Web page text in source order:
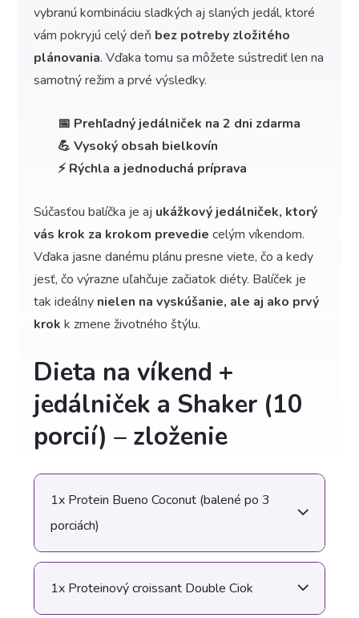
vybranú kombináciu sladkých aj slaných jedál, ktoré
vám pokryjú celý deň bez potreby zložitého
plánovania. Vďaka tomu sa môžete sústrediť len na
samotný režim a prvé výsledky.
📅 Prehľadný jedálniček na 2 dni zdarma
💪 Vysoký obsah bielkovín
⚡ Rýchla a jednoduchá príprava
Súčasťou balíčka je aj ukážkový jedálniček, ktorý
vás krok za krokom prevedie celým víkendom.
Vďaka jasne danému plánu presne viete, čo a kedy
jesť, čo výrazne uľahčuje začiatok diéty. Balíček je
tak ideálny nielen na vyskúšanie, ale aj ako prvý
krok k zmene životného štýlu.
Dieta na víkend +
jedálniček a Shaker (10
porcií) – zloženie
1x Protein Bueno Coconut (balené po 3
porciách)
1x Proteinový croissant Double Ciok